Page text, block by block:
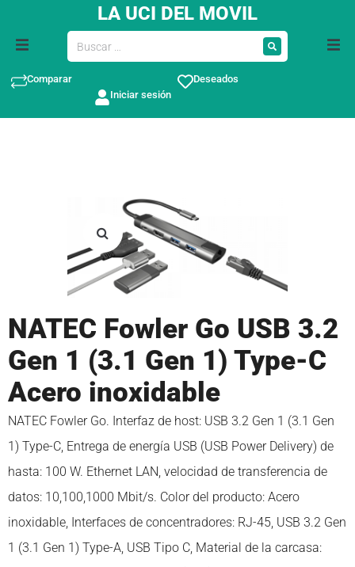
LA UCI DEL MOVIL
Comparar
Deseados
Iniciar sesión
NATEC Fowler Go USB 3.2
Gen 1 (3.1 Gen 1) Type-C
Acero inoxidable
NATEC Fowler Go. Interfaz de host: USB 3.2 Gen 1 (3.1 Gen
1) Type-C, Entrega de energía USB (USB Power Delivery) de
hasta: 100 W. Ethernet LAN, velocidad de transferencia de
datos: 10,100,1000 Mbit/s. Color del producto: Acero
inoxidable, Interfaces de concentradores: RJ-45, USB 3.2 Gen
1 (3.1 Gen 1) Type-A, USB Tipo C, Material de la carcasa: